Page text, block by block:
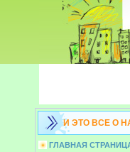
И ЭТО ВСЕ О
ГЛАВНАЯ